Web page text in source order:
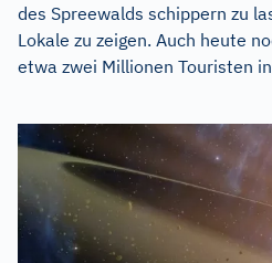
des Spreewalds schippern zu
Lokale zu zeigen. Auch heute
etwa zwei Millionen Touristen